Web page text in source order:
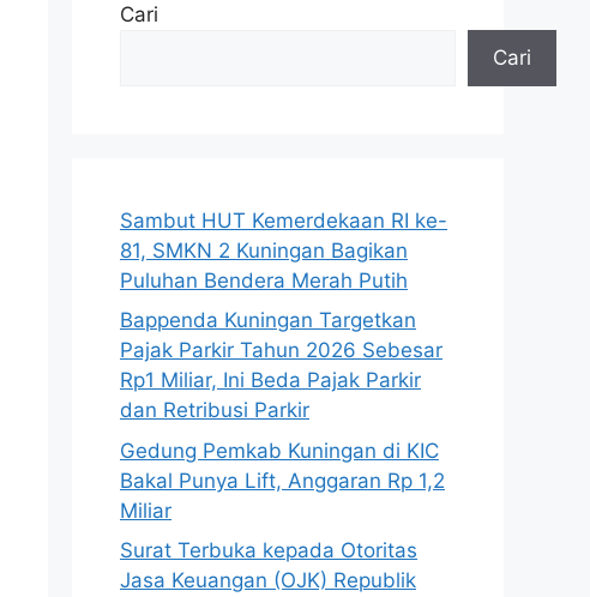
Cari
Cari
Sambut HUT Kemerdekaan RI ke-
81, SMKN 2 Kuningan Bagikan
Puluhan Bendera Merah Putih
Bappenda Kuningan Targetkan
Pajak Parkir Tahun 2026 Sebesar
Rp1 Miliar, Ini Beda Pajak Parkir
dan Retribusi Parkir
Gedung Pemkab Kuningan di KIC
Bakal Punya Lift, Anggaran Rp 1,2
Miliar
Surat Terbuka kepada Otoritas
Jasa Keuangan (OJK) Republik